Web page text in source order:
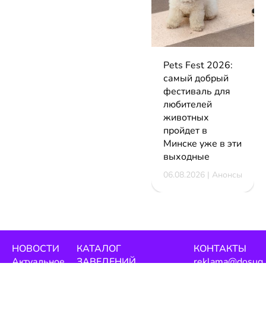
Pets Fest 2026:
самый добрый
фестиваль для
любителей
животных
пройдет в
Минске уже в эти
выходные
06.08.2026 | Анонсы
НОВОСТИ
Актуальное
КАТАЛОГ
ЗАВЕДЕНИЙ
КОНТАКТЫ